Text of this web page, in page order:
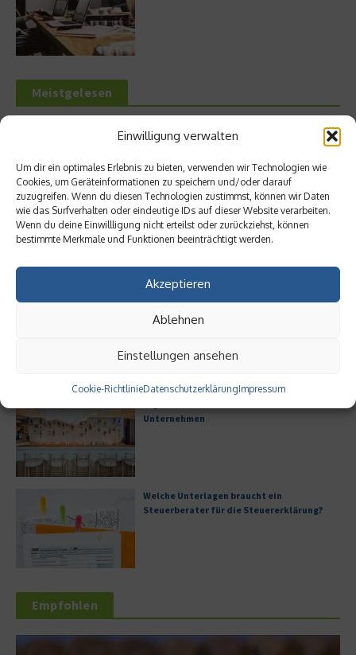
Einwilligung verwalten
Um dir ein optimales Erlebnis zu bieten, verwenden wir Technologien wie
Cookies, um Geräteinformationen zu speichern und/oder darauf
zuzugreifen. Wenn du diesen Technologien zustimmst, können wir Daten
wie das Surfverhalten oder eindeutige IDs auf dieser Website verarbeiten.
Wenn du deine Einwillligung nicht erteilst oder zurückziehst, können
bestimmte Merkmale und Funktionen beeinträchtigt werden.
Akzeptieren
Ablehnen
Einstellungen ansehen
Cookie-RichtlinieDatenschutzerklärungImpressum
Meistgelesen
Hilton Worldwide: Eine Ikone der globalen
Hotellerie im Wandel der Zeit
Leitfaden zur Eröffnung eines
Geschäftskontos für kleine Unternehmen
Unternehmen
Welche Unterlagen braucht ein
Steuerberater für die Steuererklärung?
Empfohlen